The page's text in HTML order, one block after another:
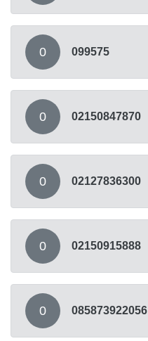
0 099575
0 02150847870
0 02127836300
0 02150915888
0 085873922056